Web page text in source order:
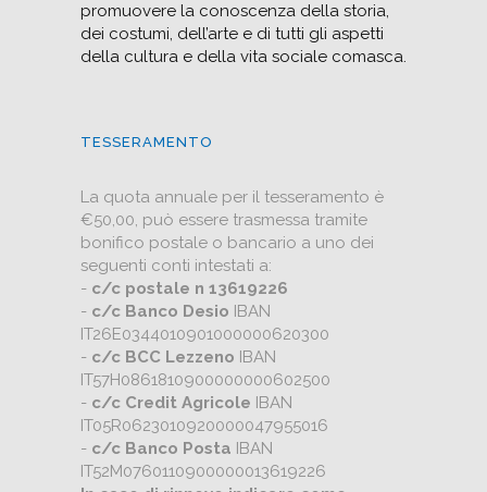
promuovere la conoscenza della storia,
dei costumi, dell’arte e di tutti gli aspetti
della cultura e della vita sociale comasca.
TESSERAMENTO
La quota annuale per il tesseramento è
€50,00, può essere trasmessa tramite
bonifico postale o bancario a uno dei
seguenti conti intestati a:
- c/c postale n 13619226
- c/c Banco Desio IBAN
IT26E0344010901000000620300
- c/c BCC Lezzeno IBAN
IT57H0861810900000000602500
- c/c Credit Agricole IBAN
IT05R0623010920000047955016
- c/c Banco Posta IBAN
IT52M0760110900000013619226